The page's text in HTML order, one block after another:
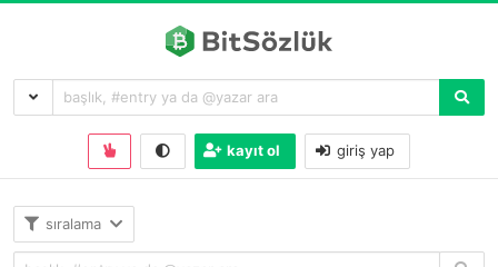
kayıt ol giriş yap
sıralama